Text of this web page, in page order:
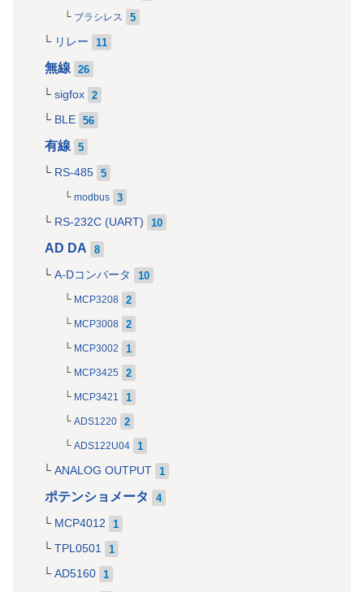
ブラシレス 5
リレー 11
無線 26
sigfox 2
BLE 56
有線 5
RS-485 5
modbus 3
RS-232C (UART) 10
AD DA 8
A-Dコンバータ 10
MCP3208 2
MCP3008 2
MCP3002 1
MCP3425 2
MCP3421 1
ADS1220 2
ADS122U04 1
ANALOG OUTPUT 1
ポテンショメータ 4
MCP4012 1
TPL0501 1
AD5160 1